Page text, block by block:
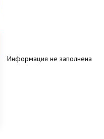
Информация не заполнена